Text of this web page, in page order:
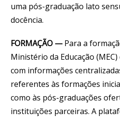
uma pós-graduação lato
docência.
FORMAÇÃO —Para a
Ministério da Educação
com informações
referentes às formações
como às pós-graduações
instituições parceiras. A